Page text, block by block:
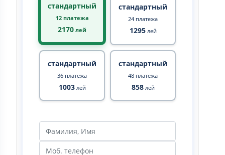
стандартный
12 платежа
2170 лей
стандартный
24 платежа
1295лей
стандартный
36 платежа
1003лей
стандартный
48 платежа
858лей